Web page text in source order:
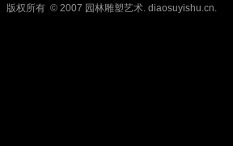
版权所有 © 2007 园林雕塑艺术. diaosuyishu.cn.